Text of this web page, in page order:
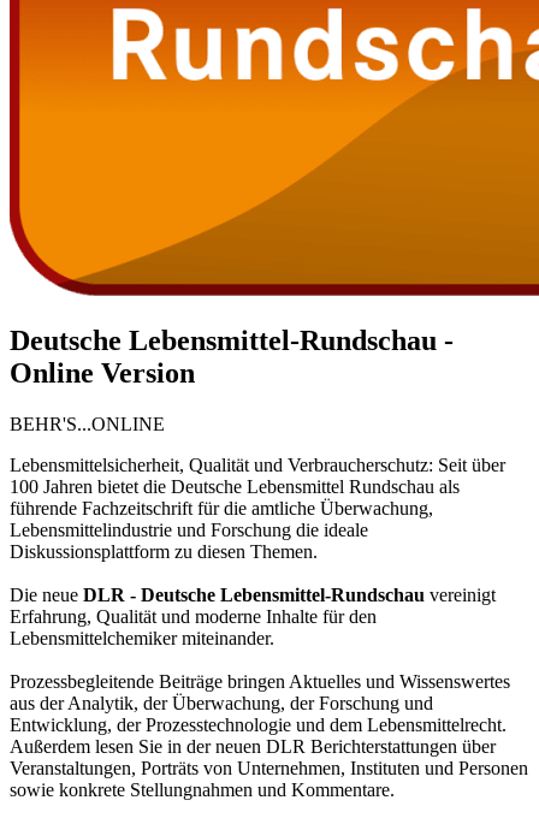
Deutsche Lebensmittel-Rundschau -
Online Version
BEHR'S...ONLINE
Lebensmittelsicherheit, Qualität und Verbraucherschutz: Seit über
100 Jahren bietet die Deutsche Lebensmittel Rundschau als
führende Fachzeitschrift für die amtliche Überwachung,
Lebensmittelindustrie und Forschung die ideale
Diskussionsplattform zu diesen Themen.
Die neue DLR - Deutsche Lebensmittel-Rundschau vereinigt
Erfahrung, Qualität und moderne Inhalte für den
Lebensmittelchemiker miteinander.
Prozessbegleitende Beiträge bringen Aktuelles und Wissenswertes
aus der Analytik, der Überwachung, der Forschung und
Entwicklung, der Prozesstechnologie und dem Lebensmittelrecht.
Außerdem lesen Sie in der neuen DLR Berichterstattungen über
Veranstaltungen, Porträts von Unternehmen, Instituten und Personen
sowie konkrete Stellungnahmen und Kommentare.